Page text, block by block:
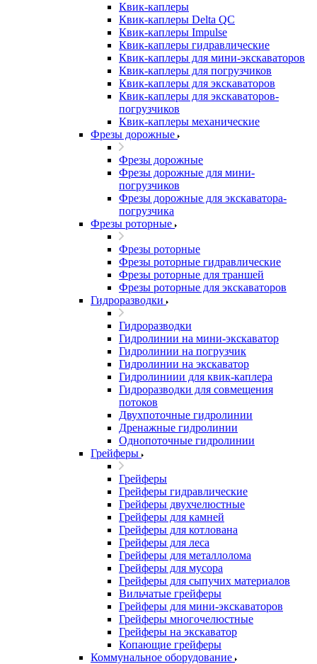
Квик-каплеры
Квик-каплеры Delta QC
Квик-каплеры Impulse
Квик-каплеры гидравлические
Квик-каплеры для мини-экскаваторов
Квик-каплеры для погрузчиков
Квик-каплеры для экскаваторов
Квик-каплеры для экскаваторов-
погрузчиков
Квик-каплеры механические
Фрезы дорожные
Фрезы дорожные
Фрезы дорожные для мини-
погрузчиков
Фрезы дорожные для экскаватора-
погрузчика
Фрезы роторные
Фрезы роторные
Фрезы роторные гидравлические
Фрезы роторные для траншей
Фрезы роторные для экскаваторов
Гидроразводки
Гидроразводки
Гидролинии на мини-экскаватор
Гидролинии на погрузчик
Гидролинии на экскаватор
Гидролиниии для квик-каплера
Гидроразводки для совмещения
потоков
Двухпоточные гидролинии
Дренажные гидролинии
Однопоточные гидролинии
Грейферы
Грейферы
Грейферы гидравлические
Грейферы двухчелюстные
Грейферы для камней
Грейферы для котлована
Грейферы для леса
Грейферы для металлолома
Грейферы для мусора
Грейферы для сыпучих материалов
Вильчатые грейферы
Грейферы для мини-экскаваторов
Грейферы многочелюстные
Грейферы на экскаватор
Копающие грейферы
Коммунальное оборудование